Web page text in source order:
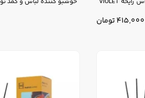
415,000تومان